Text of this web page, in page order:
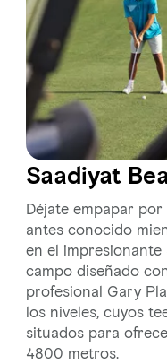
Saadiyat
Déjate empapar
antes conocido
en el impresionante
campo diseñado
profesional Gary
los niveles, cuyos
situados para
4800 metros.